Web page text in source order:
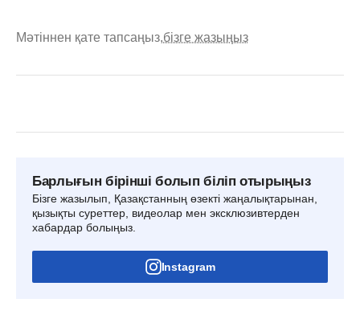
Мәтіннен қате тапсаңыз,бізге жазыңыз
Барлығын бірінші болып біліп отырыңыз
Бізге жазылып, Қазақстанның өзекті жаңалықтарынан,
қызықты суреттер, видеолар мен эксклюзивтерден
хабардар болыңыз.
Instagram